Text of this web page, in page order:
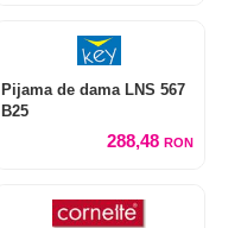
Pijama de dama LNS 567
B25
288,48 RON